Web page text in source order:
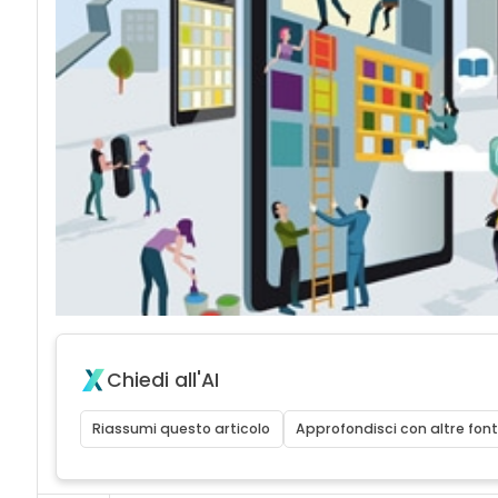
Chiedi all'AI
Riassumi questo articolo Approfondisci con altre